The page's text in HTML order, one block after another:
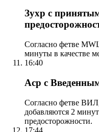
Зухр с
Согласно фетве
минуты в качестве
16:40
Аср с
Согласно фетве
добавляются 2
предосторожности.
17:44